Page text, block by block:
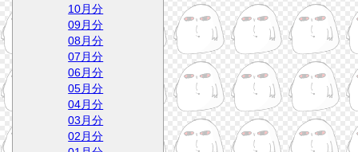
10月分
09月分
08月分
07月分
06月分
05月分
04月分
03月分
02月分